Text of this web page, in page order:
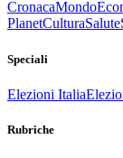
CronacaMondo
PlanetCulturaSalute
Speciali
Elezioni Italia
Rubriche